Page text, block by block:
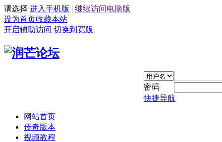
请选择 进入手机版 | 继续访问电脑版
设为首页收藏本站
开启辅助访问 切换到宽版
密码
快捷导航
网站首页
传奇版本
视频教程